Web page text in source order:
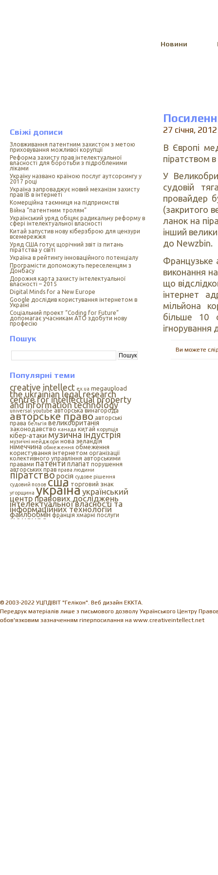
Новини
Свіжі дописи
Зловживання патентним захистом з метою
приховування можливої корупції
Реформа захисту прав інтелектуальної
власності для боротьби з підробленими
ліками
Україну названо країною послуг аутсорсингу у
2017 році
Україна запроваджує новий механізм захисту
прав ІВ в інтернеті
Комерційна таємниця на підприємстві
Війна “патентним тролям”
Український уряд обіцяє радикальну реформу в
сфері інтелектуальної власності
Китай запустив нову кіберзброю для цензури
всемережжя
Уряд США готує щорічний звіт із питань
піратства у світі
Україна в рейтингу інноваційного потенціалу
Програмісти допоможуть переселенцям з
Донбасу
Дорожня карта захисту інтелектуальної
власності – 2015
Digital Minds for a New Europe
Google дослідив користування інтернетом в
Україні
Cоціальний проект “Coding for Future”
допомагає учасникам АТО здобути нову
професію
Пошук
Популярні теми
creative intellect ex.ua megaupload
the ukrainian legal research
centre for intellectual property
and information technology
universal youtube авторська винагорода
авторське право авторські
права бельгія великобританія
законодавство канада китай корупція
кібер-атаки музична індустрія
музичні мейджори нова зеландія
німеччина обмеження обмеження
користування інтернетом організації
колективного управління авторськими
правами патентиплагіат порушення
авторських прав права людини
піратстворосія судове рішення
судовий позов сша торговий знак
угорщина українаукраїнський
центр правових досліджень
інтелектуальної власності та
інформаційних технологій
файлообмін франція хмарні послуги
цензура цифрова музика
27 січня, 2012
В Європі
піратством в
У
судовій
провайдер
(закритого
ланок на
інший
до Newzbin.
Французьке
виконання
що
інтернет
мільйона
більше 10
Ви можете
© 2003-2022 УЦПДІВІТ "Гелікон". Веб дизайн EKKTA.
Передрук матеріалів лише з письмового дозволу Українського Центру
обов'язковим зазначенням гіперпосилання на www.creativeintellect.net